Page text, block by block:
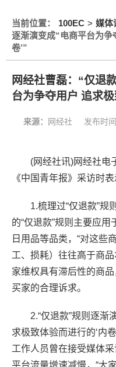
当前位置： 100EC > 媒体
逐渐演变成“电商平台为争
卷’”
网经社曹磊：“仅退
台为争夺用户 追求极
来源： 网经社 发布时间
(网经社讯)网经社电
《中国青年报》采访时表
1.梳理过“仅退款”规
的“仅退款”规则主要应
日用品等品类，“对这些
工、损耗）往往高于商
家维权具有滞后性的商
买家的合理诉求。
2.“仅退款”规则逐渐
求极致体验而进行的‘内
工作人员曾在接受媒体
平台流量增速减慢，“大